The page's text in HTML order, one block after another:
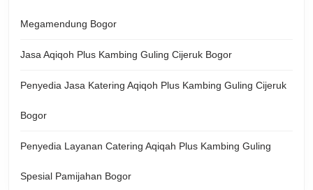
Megamendung Bogor
Jasa Aqiqoh Plus Kambing Guling Cijeruk Bogor
Penyedia Jasa Katering Aqiqoh Plus Kambing Guling Cijeruk
Bogor
Penyedia Layanan Catering Aqiqah Plus Kambing Guling
Spesial Pamijahan Bogor